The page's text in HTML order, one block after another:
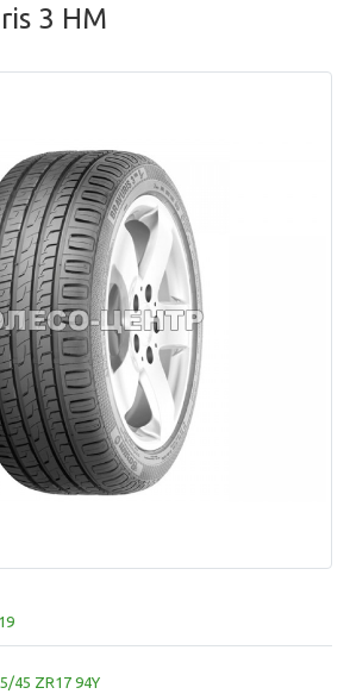
3 HM
45 ZR17 94Y